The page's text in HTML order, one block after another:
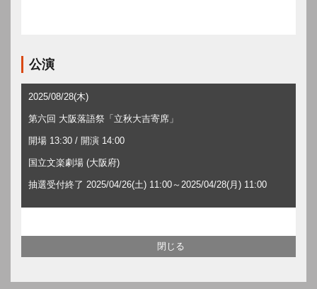
公演
2025/08/28(木)
第六回 大阪落語祭「立秋大吉寄席」
開場 13:30 / 開演 14:00
国立文楽劇場 (大阪府)
抽選受付終了 2025/04/26(土) 11:00～2025/04/28(月) 11:00